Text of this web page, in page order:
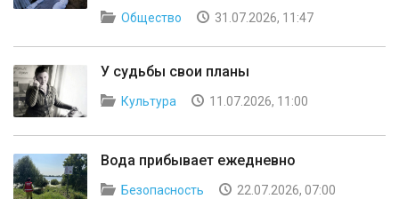
Общество 31.07.2026, 11:47
У судьбы свои планы
Культура 11.07.2026, 11:00
Вода прибывает ежедневно
Безопасность 22.07.2026, 07:00